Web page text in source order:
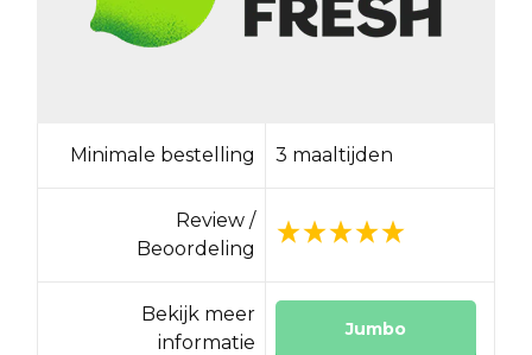
Minimale bestelling 3 maaltijden
Review /
Beoordeling
Bekijk meer
informatie
Jumbo